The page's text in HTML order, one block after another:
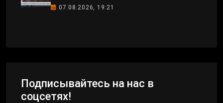
07.08.2026, 19:21
Подписывайтесь на нас в
соцсетях!